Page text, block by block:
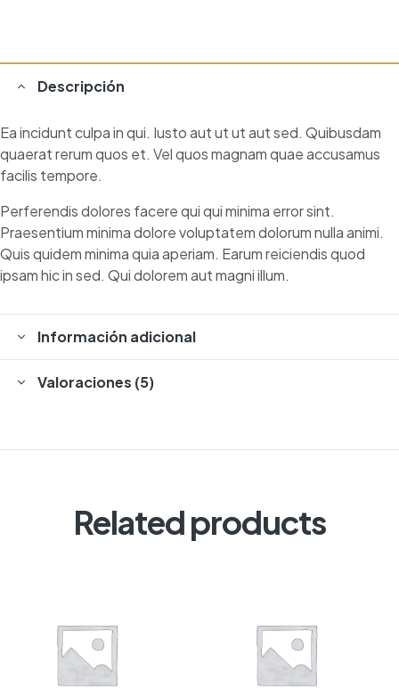
Descripción
Ea incidunt culpa in qui. Iusto aut ut ut aut sed. Quibusdam
quaerat rerum quos et. Vel quos magnam quae accusamus
facilis tempore.
Perferendis dolores facere qui qui minima error sint.
Praesentium minima dolore voluptatem dolorum nulla animi.
Quis quidem minima quia aperiam. Earum reiciendis quod
ipsam hic in sed. Qui dolorem aut magni illum.
Información adicional
Valoraciones (5)
Related products